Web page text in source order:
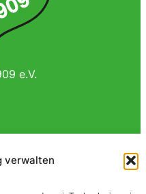
verwalten
e.V.